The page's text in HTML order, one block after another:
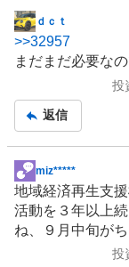
掲
示
板
ｄｃｔ
>>32957
まだまだ必要な
投
返信
掲
示
板
記
miz*****
地域経済再生支
活動を３年以上
ね、９月中旬が
投